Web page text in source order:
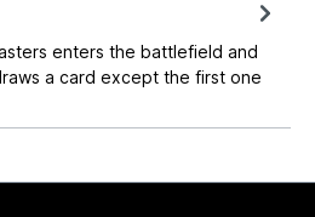
enters the battlefield and
a card except the first one